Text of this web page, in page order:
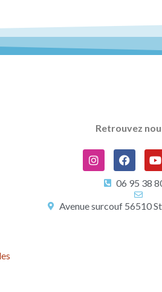
Retrouvez
06 95 38
Avenue surcouf 56510